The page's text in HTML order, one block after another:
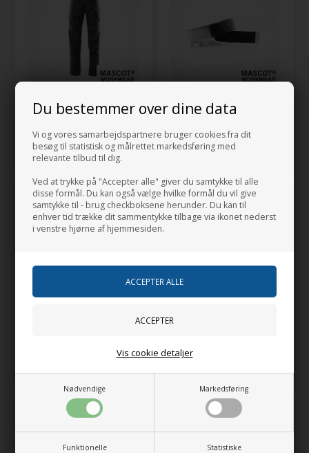
Du bestemmer over dine data
Vi og vores samarbejdspartnere bruger cookies fra dit
besøg til statistisk og målrettet markedsføring med
relevante tilbud til dig.
Ved at trykke på "Accepter alle" giver du samtykke til alle
disse formål. Du kan også vælge hvilke formål du vil give
samtykke til - brug checkboksene herunder. Du kan til
enhver tid trække dit sammentykke tilbage via ikonet nederst
i venstre hjørne af hjemmesiden.
Nødvendige Markedsføring
Funktionelle Statistiske
Vis cookie detaljer
MASCOT® Bukser med
1.048,75 DKK
Klik for at se alle farver
MASCOT® Bælte
186,25DKK
Klik for at se alle farver
698,75
Klik for at se alle farver